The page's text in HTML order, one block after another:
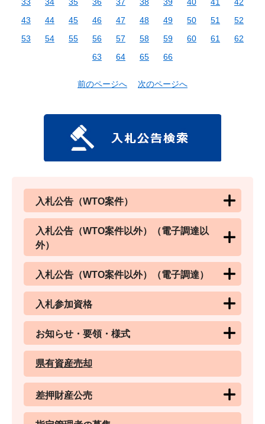
43
44 45 46 47 48 49 50 51
52
53
54 55 56 57 58 59 60 61
62
63
64 65 66
前のページへ 次のページへ
入札公告（WTO案件）
入札公告（WTO案件以外）（電子調達以
外）
入札公告（WTO案件以外）（電子調達）
入札参加資格
お知らせ・要領・様式
県有資産売却
差押財産公売